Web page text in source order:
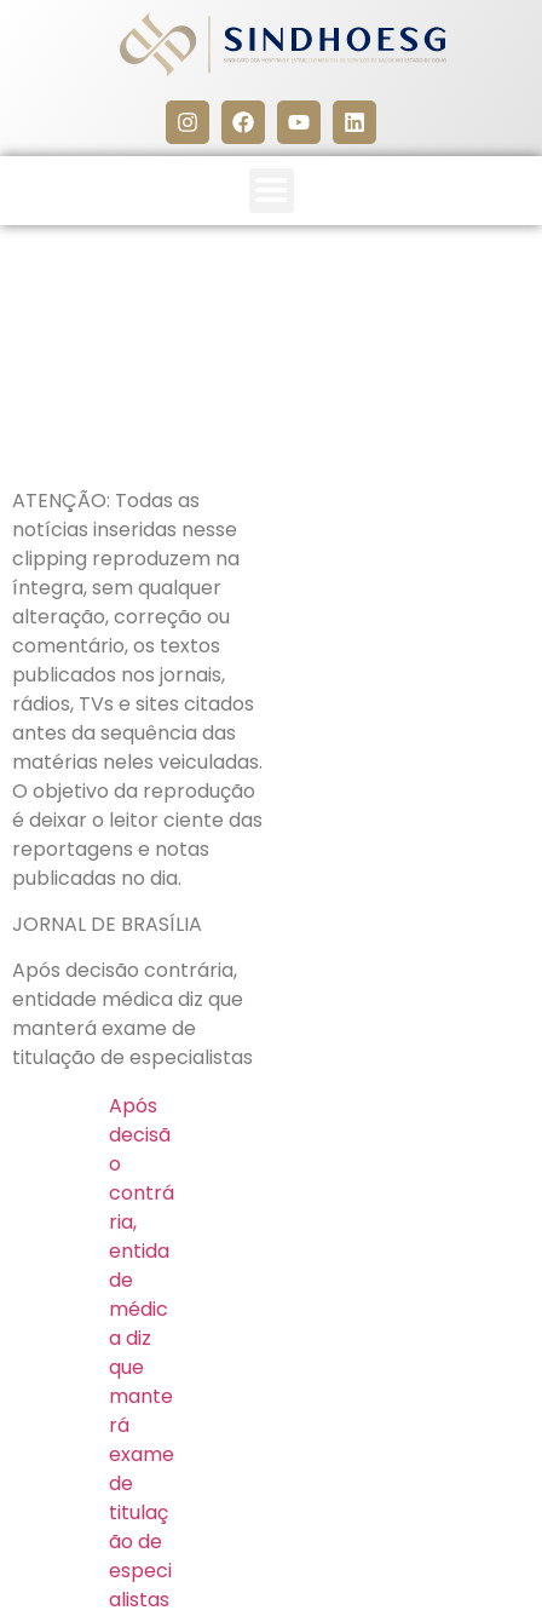
ATENÇÃO: Todas as
notícias inseridas nesse
clipping reproduzem na
íntegra, sem qualquer
alteração, correção ou
comentário, os textos
publicados nos jornais,
rádios, TVs e sites citados
antes da sequência das
matérias neles veiculadas.
O objetivo da reprodução
é deixar o leitor ciente das
reportagens e notas
publicadas no dia.
JORNAL DE BRASÍLIA
Após decisão contrária,
entidade médica diz que
manterá exame de
titulação de especialistas
Após
decisã
o
contrá
ria,
entida
de
médic
a diz
que
mante
rá
exame
de
titulaç
ão de
especi
alistas